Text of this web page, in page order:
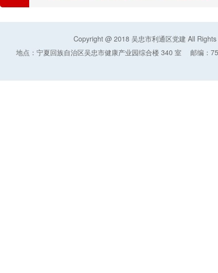
Copyright @ 2018 吴忠市利通区党建 All
地点：宁夏回族自治区吴忠市健康产业园综合楼 340 室 邮编：